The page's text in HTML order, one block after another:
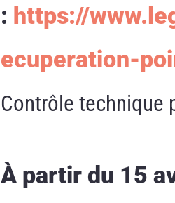
: https://
ecuperation-
Contrôle technique
À partir du 15